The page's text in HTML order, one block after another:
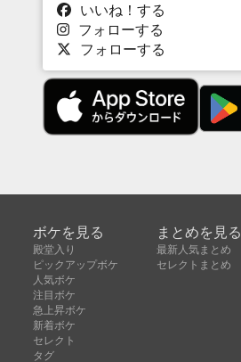
いいね！する
フォローする
フォローする
ボケを見る
殿堂入り
ピックアップボケ
人気ボケ
注目ボケ
急上昇ボケ
新着ボケ
セレクト
タグ
まとめを見る
最新人気まとめ
セレクトまとめ